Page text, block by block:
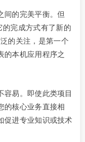
间的完美平衡。但
完成方式有了新的
的关注，是第一个
的本机应用程序之
容易。即使此类项目
的核心业务直接相
促进专业知识或技术